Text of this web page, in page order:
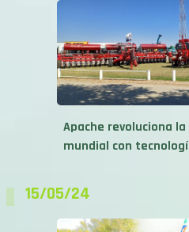
Apache revoluciona
mundial con
15/05/24